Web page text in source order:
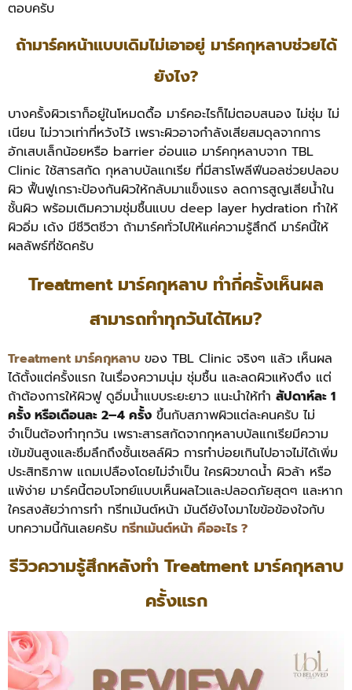
ตอบครับ
ถ้ามาร์คหน้าแบบเดิมไม่เอาอยู่ มาร์คกุหลาบช่วยได้
ยังไง?
บางครั้งผิวเราก็อยู่ในโหมดดื้อ มาร์คอะไรก็ไม่ตอบสนอง ไม่ชุ่ม ไม่
เนียน ไม่วาวเท่าที่หวังไว้ เพราะผิวอาจกำลังเสียสมดุลจากการ
อักเสบเล็กน้อยหรือ barrier อ่อนแอ มาร์คกุหลาบจาก TBL
Clinic ใช้สารสกัด กุหลาบบัลแกเรีย ที่มีสารโพลีฟีนอลช่วยปลอบ
ผิว ฟื้นฟูเกราะป้องกันผิวให้กลับมาแข็งแรง ลดการสูญเสียน้ำใน
ชั้นผิว พร้อมเติมความชุ่มชื้นแบบ deep layer hydration ทำให้
ผิวอิ่ม เด้ง มีชีวิตชีวา ถ้ามาร์คทั่วไปให้แค่ความรู้สึกดี มาร์คนี้ให้
ผลลัพธ์ที่ชัดครับ
Treatment มาร์คกุหลาบ ทำกี่ครั้งเห็นผล
สามารถทำทุกวันได้ไหม?
Treatment มาร์คกุหลาบ ของ TBL Clinic จริงๆ แล้ว เห็นผล
ได้ตั้งแต่ครั้งแรก ในเรื่องความนุ่ม ชุ่มชื้น และลดผิวแห้งตึง แต่
ถ้าต้องการให้ผิวฟู ดูอิ่มน้ำแบบระยะยาว แนะนำให้ทำ สัปดาห์ละ 1
ครั้ง หรือเดือนละ 2–4 ครั้ง ขึ้นกับสภาพผิวแต่ละคนครับ ไม่
จำเป็นต้องทำทุกวัน เพราะสารสกัดจากกุหลาบบัลแกเรียมีความ
เข้มข้นสูงและซึมลึกถึงชั้นเซลล์ผิว การทำบ่อยเกินไปอาจไม่ได้เพิ่ม
ประสิทธิภาพ แถมเปลืองโดยไม่จำเป็น ใครผิวขาดน้ำ ผิวล้า หรือ
แพ้ง่าย มาร์คนี้ตอบโจทย์แบบเห็นผลไวและปลอดภัยสุดๆ และหาก
ใครสงสัยว่าการทำ ทรีทเม้นต์หน้า มันดียังไงมาไขข้อข้องใจกับ
บทความนี้กันเลยครับ ทรีทเม้นต์หน้า คืออะไร ?
รีวิวความรู้สึกหลังทำ Treatment มาร์คกุหลาบ
ครั้งแรก